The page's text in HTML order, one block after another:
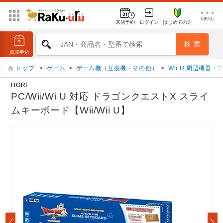
来店予約 ログイン はじめての方
トップ > ゲーム > ゲーム機（互換機・その他） > Wii U 周辺機器・
HORI
PC/Wii/Wi U 対応 ドラゴンクエストX スライ
ムキーボード【Wii/Wii U】